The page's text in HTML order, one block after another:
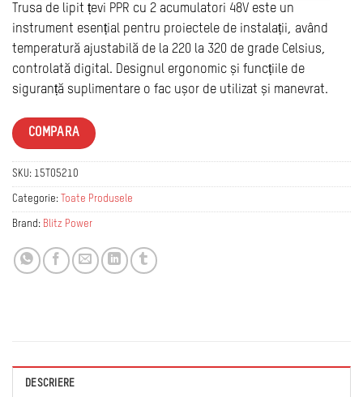
Trusa de lipit țevi PPR cu 2 acumulatori 48V este un
instrument esențial pentru proiectele de instalații, având
temperatură ajustabilă de la 220 la 320 de grade Celsius,
controlată digital. Designul ergonomic și funcțiile de
siguranță suplimentare o fac ușor de utilizat și manevrat.
COMPARA
SKU: 15TO5210
Categorie: Toate Produsele
Brand: Blitz Power
DESCRIERE